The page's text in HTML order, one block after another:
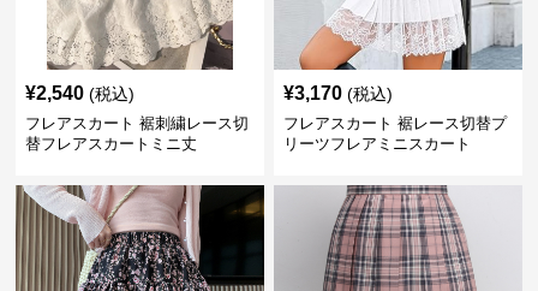
¥2,540 (税込)
フレアスカート 裾刺繍レース切
替フレアスカートミニ丈
¥3,170 (税込)
フレアスカート 裾レース切替プ
リーツフレアミニスカート